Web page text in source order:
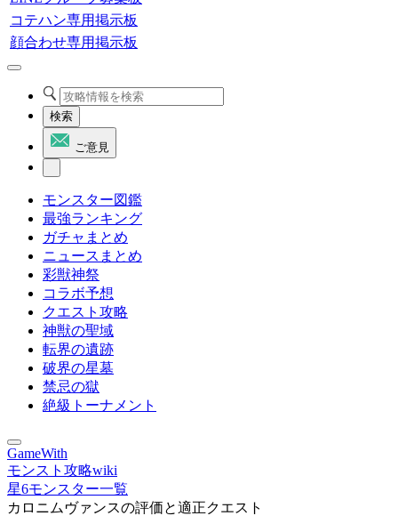
コテハン専用掲示板
顔合わせ専用掲示板
検索
ご意見
モンスター図鑑
最強ランキング
ガチャまとめ
ニュースまとめ
彩獣神祭
コラボ予想
クエスト攻略
神獣の聖域
転界の遺跡
破界の星墓
禁忌の獄
絶級トーナメント
GameWith
モンスト攻略wiki
星6モンスター一覧
カロニムヴァンスの評価と適正クエスト